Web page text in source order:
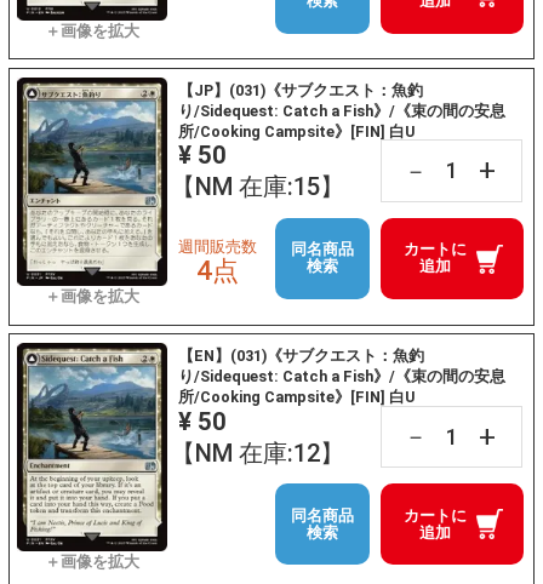
【JP】(031)《サブクエスト：魚釣
り/Sidequest: Catch a Fish》/《束の間の安息
所/Cooking Campsite》[FIN] 白U
¥ 50
【NM 在庫:15】
－ +
カートに
追加
週間販売数
4点
同名商品
検索
【EN】(031)《サブクエスト：魚釣
り/Sidequest: Catch a Fish》/《束の間の安息
所/Cooking Campsite》[FIN] 白U
¥ 50
【NM 在庫:12】
－ +
カートに
追加
同名商品
検索